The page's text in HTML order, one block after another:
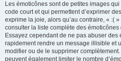
Les émoticônes sont de petites images
code court et qui permettent d’exprimer
exprime la joie, alors qu’au contraire, « :(
consulter la liste complète des
Essayez cependant de ne pas abuser
rapidement rendre un message illisible et
modifier ou de le supprimer
peuvent également limiter le nombre